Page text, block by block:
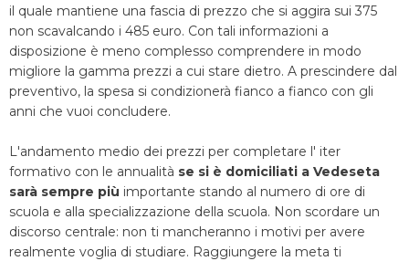
il quale mantiene una fascia di prezzo che si aggira sui 375
non scavalcando i 485 euro. Con tali informazioni a
disposizione è meno complesso comprendere in modo
migliore la gamma prezzi a cui stare dietro. A prescindere dal
preventivo, la spesa si condizionerà fianco a fianco con gli
anni che vuoi concludere.
L'andamento medio dei prezzi per completare l' iter
formativo con le annualità se si è domiciliati a Vedeseta
sarà sempre più importante stando al numero di ore di
scuola e alla specializzazione della scuola. Non scordare un
discorso centrale: non ti mancheranno i motivi per avere
realmente voglia di studiare. Raggiungere la meta ti